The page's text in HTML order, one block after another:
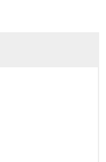
にされるシ